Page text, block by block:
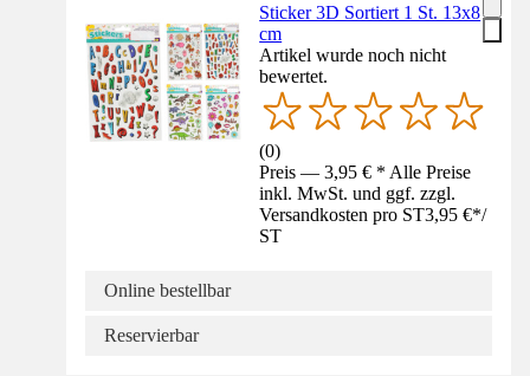
Sticker 3D Sortiert 1 St. 13x8
cm
Artikel wurde noch nicht
bewertet.
(0)
Preis — 3,95 € * Alle Preise
inkl. MwSt. und ggf. zzgl.
Versandkosten pro ST3,95 €*/
ST
Online bestellbar
Reservierbar